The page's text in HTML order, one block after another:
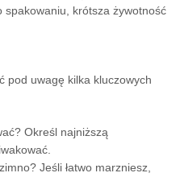
spakowaniu, krótsza żywotność
pod uwagę kilka kluczowych
Określ najniższą
Jeśli łatwo marzniesz,